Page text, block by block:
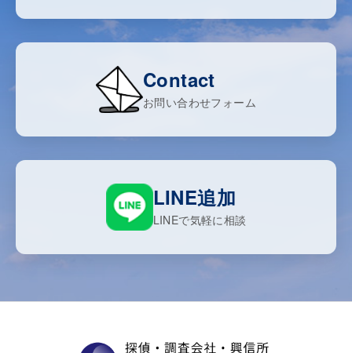
Contact
お問い合わせフォーム
LINE追加
LINEで気軽に相談